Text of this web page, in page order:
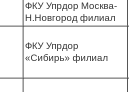
ФКУ Упрдор Москва-
Н.Новгород филиал
ФКУ Упрдор
«Сибирь» филиал